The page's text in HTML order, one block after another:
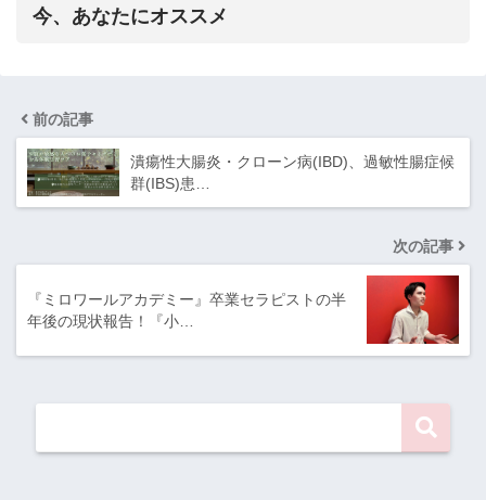
今、あなたにオススメ
前の記事
潰瘍性大腸炎・クローン病(IBD)、過敏性腸症候
群(IBS)患…
次の記事
『ミロワールアカデミー』卒業セラピストの半
年後の現状報告！『小…